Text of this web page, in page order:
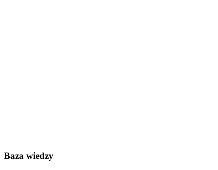
Baza wiedzy